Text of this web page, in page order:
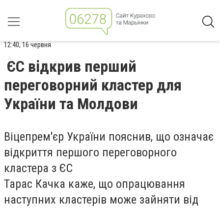
12:40, 16 червня
ЄС відкрив перший
переговорний кластер для
України та Молдови
Віцепрем'єр України пояснив, що означає
відкриття першого переговорного
кластера з ЄС
Тарас Качка каже, що опрацювання
наступних кластерів може зайняти від